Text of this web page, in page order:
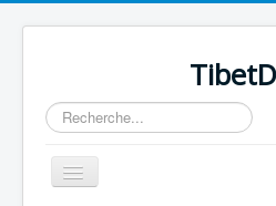
Rechercher
Basculer
la